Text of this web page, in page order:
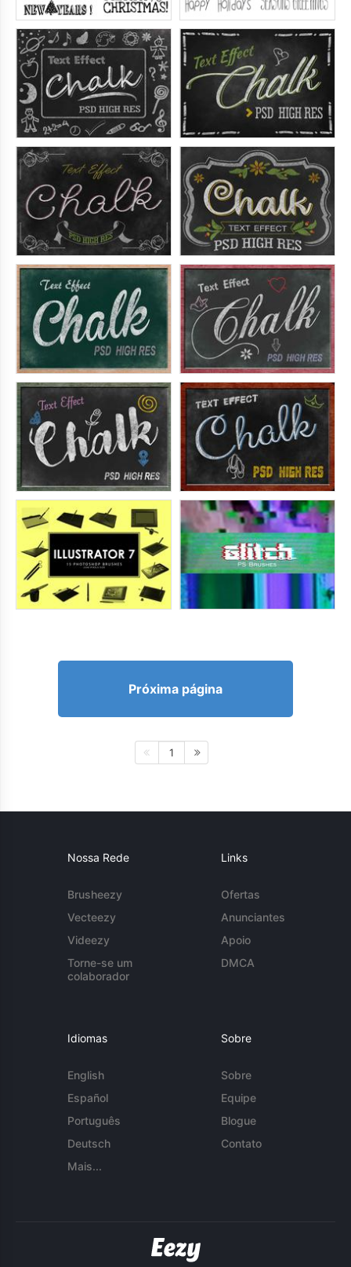
Próxima página
1
Nossa Rede
Brusheezy
Vecteezy
Videezy
Torne-se um
colaborador
Links
Ofertas
Anunciantes
Apoio
DMCA
Idiomas
English
Español
Português
Deutsch
Mais...
Sobre
Sobre
Equipe
Blogue
Contato